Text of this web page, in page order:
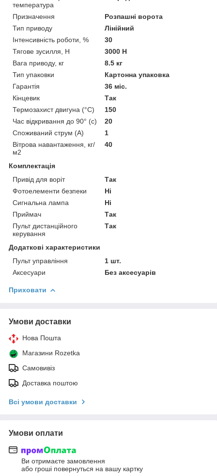
температура
Призначення
Розпашні ворота
Тип приводу
Лінійний
Інтенсивність роботи, %
30
Тягове зусилля, Н
3000 Н
Вага приводу, кг
8.5 кг
Тип упаковки
Картонна упаковка
Гарантія
36 міс.
Кінцевик
Так
Термозахист двигуна (°C)
150
Час відкривання до 90° (с)
20
Споживаний струм (А)
1
Вітрова навантаження, кг/
м2
40
Комплектація
Привід для воріт
Так
Фотоелементи безпеки
Ні
Сигнальна лампа
Ні
Приймач
Так
Пульт дистанційного
керування
Так
Додаткові характеристики
Пульт управління
1 шт.
Аксесуари
Без аксесуарів
Приховати
Умови доставки
Нова Пошта
Магазини Rozetka
Самовивіз
Доставка поштою
Всі умови доставки
Умови оплати
Ви отримаєте замовлення
або гроші повернуться на вашу картку